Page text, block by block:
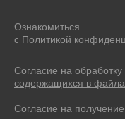
Ознакомиться
с Политикой
Согласие на
содержащихся в
Согласие на